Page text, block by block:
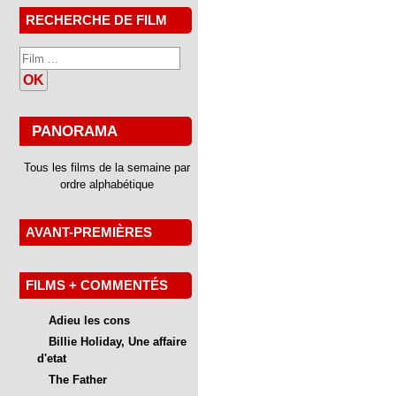
RECHERCHE DE FILM
OK
PANORAMA
Tous les films de la semaine par
ordre alphabétique
AVANT-PREMIÈRES
FILMS + COMMENTÉS
Adieu les cons
Billie Holiday, Une affaire
d'etat
The Father